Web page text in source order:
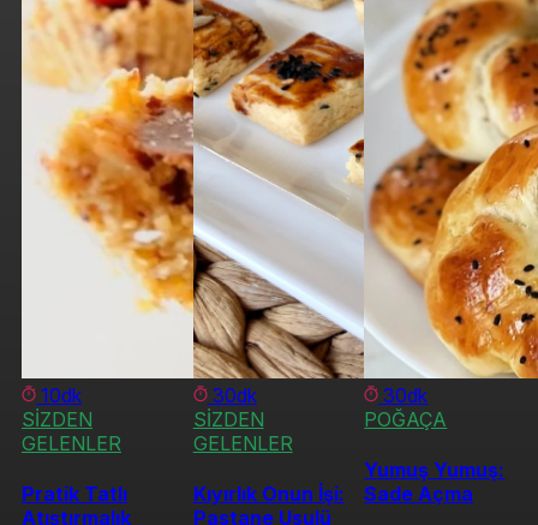
10dk
SİZDEN
GELENLER
Pratik Tatlı
Atıştırmalık
30dk
SİZDEN
GELENLER
Kıyırlık Onun İşi:
Pastane Usulü
30dk
POĞAÇA
Yumuş Yumuş:
Sade Açma